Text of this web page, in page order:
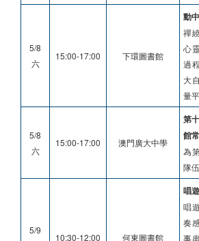
5/8
六
15:00-17:00 下環圖書館
動
禪
心
過
大
量
5/8
六
15:00-17:00 澳門廣大中學
第
館
為
隊
5/9
10:30-12:00 何東圖書館
唱
唱
奏
事